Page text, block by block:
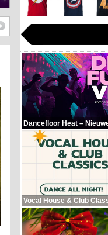
Dancefloor Heat –
Vocal House & Club